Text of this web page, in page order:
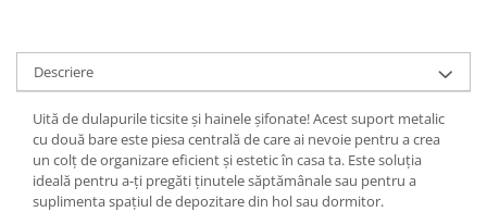
Descriere
Uită de dulapurile ticsite și hainele șifonate! Acest suport metalic
cu două bare este piesa centrală de care ai nevoie pentru a crea
un colț de organizare eficient și estetic în casa ta. Este soluția
ideală pentru a-ți pregăti ținutele săptămânale sau pentru a
suplimenta spațiul de depozitare din hol sau dormitor.